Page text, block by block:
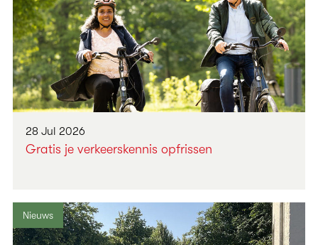
28 Jul 2026
Gratis je verkeerskennis opfrissen
Nieuws